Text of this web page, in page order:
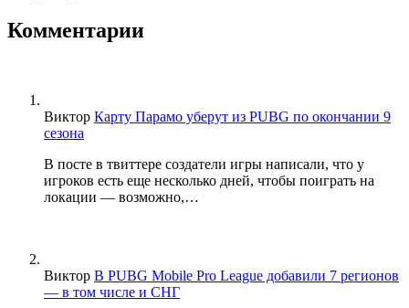
Комментарии
Виктор Карту Парамо уберут из PUBG по окончании 9
сезона
В посте в твиттере создатели игры написали, что у
игроков есть еще несколько дней, чтобы поиграть на
локации — возможно,…
Виктор В PUBG Mobile Pro League добавили 7 регионов
— в том числе и СНГ